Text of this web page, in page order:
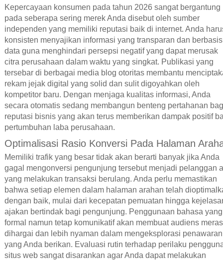
Kepercayaan konsumen pada tahun 2026 sangat bergantung
pada seberapa sering merek Anda disebut oleh sumber
independen yang memiliki reputasi baik di internet. Anda
konsisten menyajikan informasi yang transparan dan berbasis
data guna menghindari persepsi negatif yang dapat merusak
citra perusahaan dalam waktu yang singkat. Publikasi yang
tersebar di berbagai media blog otoritas membantu
rekam jejak digital yang solid dan sulit digoyahkan oleh
kompetitor baru. Dengan menjaga kualitas informasi, Anda
secara otomatis sedang membangun benteng pertahanan
reputasi bisnis yang akan terus memberikan dampak positif
pertumbuhan laba perusahaan.
Optimalisasi Rasio Konversi Pada Halaman
Memiliki trafik yang besar tidak akan berarti banyak jika Anda
gagal mengonversi pengunjung tersebut menjadi pelanggan
yang melakukan transaksi berulang. Anda perlu memastikan
bahwa setiap elemen dalam halaman arahan telah
dengan baik, mulai dari kecepatan pemuatan hingga
ajakan bertindak bagi pengunjung. Penggunaan bahasa yang
formal namun tetap komunikatif akan membuat audiens
dihargai dan lebih nyaman dalam mengeksplorasi penawaran
yang Anda berikan. Evaluasi rutin terhadap perilaku
situs web sangat disarankan agar Anda dapat melakukan